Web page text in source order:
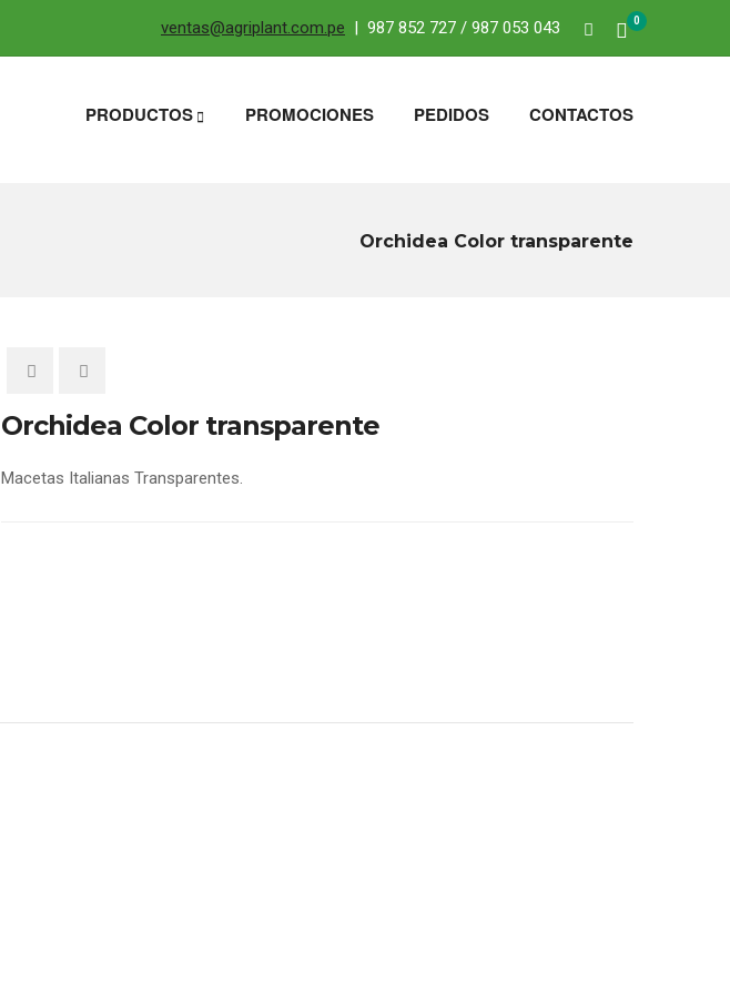
0
ventas@agriplant.com.pe | 987 852 727 / 987 053 043
PRODUCTOS PROMOCIONES PEDIDOS CONTACTOS
Orchidea Color transparente
Orchidea Color transparente
0
5
0
Macetas Italianas Transparentes.